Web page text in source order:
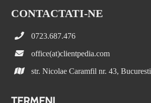
CONTACTATI-NE
0723.687.476
office(at)clientpedia.com
str. Nicolae Caramfil nr. 43, Bucuresti